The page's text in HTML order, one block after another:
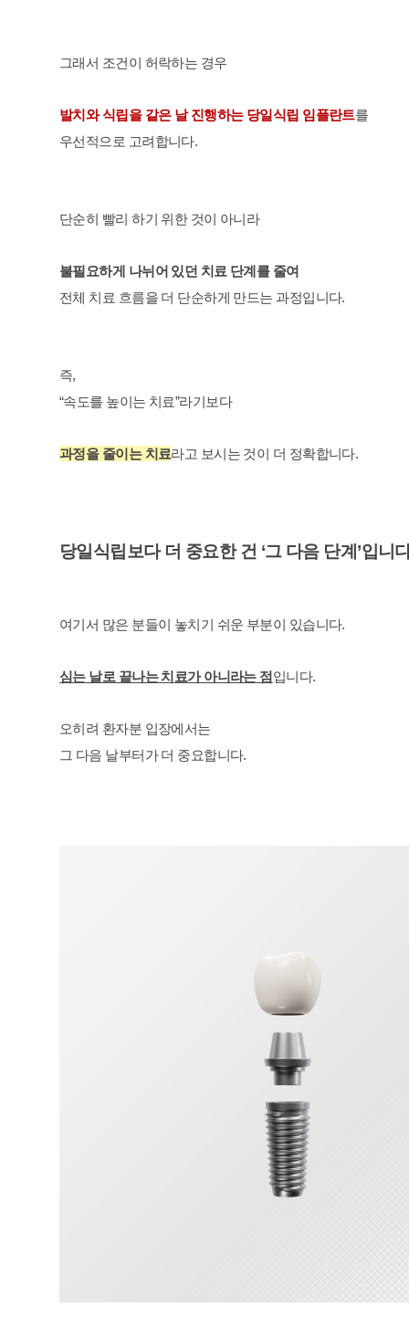
그래서 조건이 허락하는 경우
발치와 식립을 같은 날 진행하는 당일식립 임플란트를
우선적으로 고려합니다.
단순히 빨리 하기 위한 것이 아니라
불필요하게 나뉘어 있던 치료 단계를 줄여
전체 치료 흐름을 더 단순하게 만드는 과정입니다.
즉,
“속도를 높이는 치료”라기보다
과정을 줄이는 치료라고 보시는 것이 더 정확합니다.
당일식립보다 더 중요한 건 ‘그 다음 단계’입니
여기서 많은 분들이 놓치기 쉬운 부분이 있습니다.
심는 날로 끝나는 치료가 아니라는 점입니다.
오히려 환자분 입장에서는
그 다음 날부터가 더 중요합니다.